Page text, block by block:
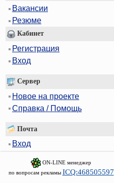
Вакансии
Резюме
Кабинет
Регистрация
Вход
Сервер
Новое на проекте
Справка / Помощь
Почта
Вход
ON-LINE менеджер
по вопросам рекламы ICQ:468505597